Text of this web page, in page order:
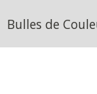
Bulles de